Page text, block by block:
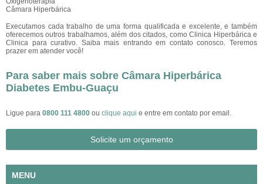
Câmara Hiperbárica
Executamos cada trabalho de uma forma qualificada e excelente, e também
oferecemos outros trabalhamos, além dos citados, como Clinica Hiperbárica e
Clinica para curativo. Saiba mais entrando em contato conosco. Teremos
prazer em atender você!
Para saber mais sobre Câmara Hiperbárica
Diabetes Embu-Guaçu
Ligue para 0800 111 4800 ou clique aqui e entre em contato por email.
Solicite um orçamento
MENU